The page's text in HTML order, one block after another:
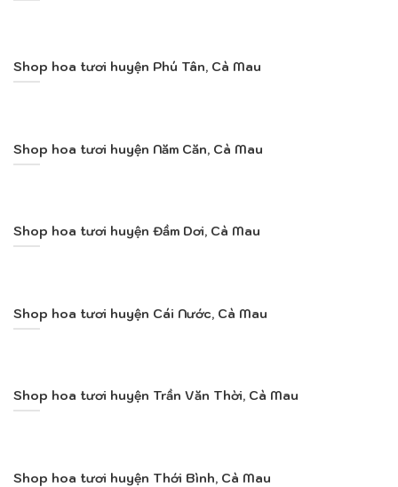
Shop hoa tươi huyện Phú Tân, Cà Mau
Shop hoa tươi huyện Năm Căn, Cà Mau
Shop hoa tươi huyện Đầm Dơi, Cà Mau
Shop hoa tươi huyện Cái Nước, Cà Mau
Shop hoa tươi huyện Trần Văn Thời, Cà Mau
Shop hoa tươi huyện Thới Bình, Cà Mau